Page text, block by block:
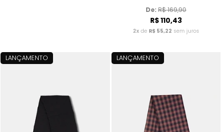
De: R$ 169,90
R$ 110,43
2x de R$ 55,22 sem juros
LANÇAMENTO LANÇAMENTO